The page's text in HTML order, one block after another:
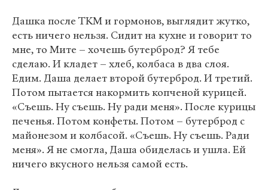
Дашка после ТКМ и гормонов, выглядит жутко,
есть ничего нельзя. Сидит на кухне и говорит то
мне, то Мите – хочешь бутерброд? Я тебе
сделаю. И кладет – хлеб, колбаса в два слоя.
Едим. Даша делает второй бутерброд. И третий.
Потом пытается накормить копченой курицей.
«Съешь. Ну съешь. Ну ради меня». После курицы
печенья. Потом конфеты. Потом – бутерброд с
майонезом и колбасой. «Съешь. Ну съешь. Ради
меня». Я не смогла, Даша обиделась и ушла. Ей
ничего вкусного нельзя самой есть.